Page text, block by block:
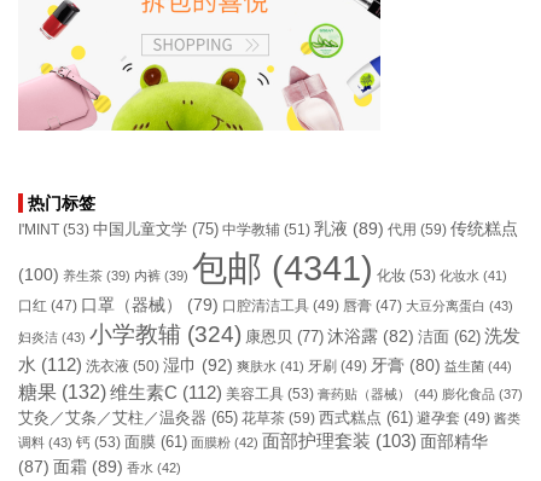
热门标签
I'MINT (53) 中国儿童文学 (75) 中学教辅 (51) 乳液 (89) 代用 (59) 传统糕点
(100) 养生茶 (39) 内裤 (39) 包邮 (4341) 化妆 (53) 化妆水 (41)
口红 (47) 口罩（器械） (79) 口腔清洁工具 (49) 唇膏 (47) 大豆分离蛋白 (43)
妇炎洁 (43) 小学教辅 (324) 康恩贝 (77) 沐浴露 (82) 洁面 (62) 洗发
水 (112) 洗衣液 (50) 湿巾 (92) 爽肤水 (41) 牙刷 (49) 牙膏 (80) 益生菌 (44)
糖果 (132)维生素C (112) 美容工具 (53) 膏药贴（器械） (44) 膨化食品 (37)
艾灸／艾条／艾柱／温灸器 (65) 花草茶 (59) 西式糕点 (61) 避孕套 (49) 酱类
调料 (43) 钙 (53) 面膜 (61) 面膜粉 (42) 面部护理套装 (103) 面部精华
(87) 面霜 (89) 香水 (42)